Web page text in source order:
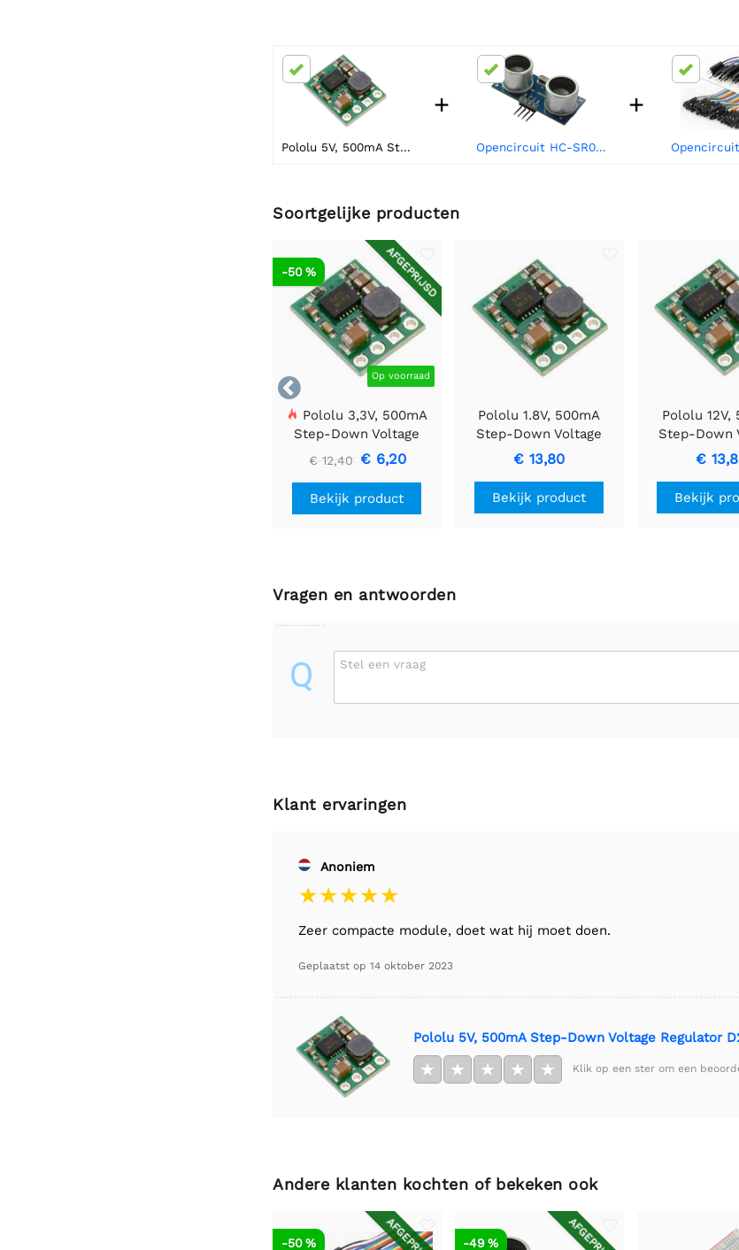
Pololu 5V, 500mA Step-Down Voltage Regulator D24V5F5
+
Opencircuit HC-SR04 Ultrasonische afstands detectie module
+
Soortgelijke producten

AFGEPRIJSD
Op voorraad
-50 %
Pololu 3,3V, 500mA
Step-Down Voltage
Regulator D24V5F3
€ 12,40 € 6,20
Bekijk product
Pololu 1.8V, 500mA
Step-Down Voltage
Regulator D24V5F1
€ 13,80
Bekijk product
Pololu 12V,
Step-Down
Regulator
€
Bekijk
Vragen en antwoorden
Q Stel een vraag
Klant ervaringen
Anoniem
Zeer compacte module, doet wat hij moet doen.
Geplaatst op 14 oktober 2023
Pololu 5V, 500mA Step-Down Voltage Regulator
★ ★ ★ ★ ★ Klik op een ster om een
Andere klanten kochten of bekeken ook
-50 % -49 %